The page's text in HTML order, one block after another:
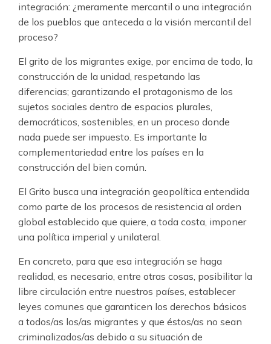
integración: ¿meramente mercantil o una integración
de los pueblos que anteceda a la visión mercantil del
proceso?
El grito de los migrantes exige, por encima de todo, la
construcción de la unidad, respetando las
diferencias; garantizando el protagonismo de los
sujetos sociales dentro de espacios plurales,
democráticos, sostenibles, en un proceso donde
nada puede ser impuesto. Es importante la
complementariedad entre los países en la
construcción del bien común.
El Grito busca una integración geopolítica entendida
como parte de los procesos de resistencia al orden
global establecido que quiere, a toda costa, imponer
una política imperial y unilateral.
En concreto, para que esa integración se haga
realidad, es necesario, entre otras cosas, posibilitar la
libre circulación entre nuestros países, establecer
leyes comunes que garanticen los derechos básicos
a todos/as los/as migrantes y que éstos/as no sean
criminalizados/as debido a su situación de